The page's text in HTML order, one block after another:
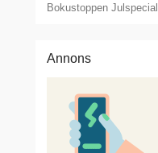
Bokustoppen Julspecial
Annons